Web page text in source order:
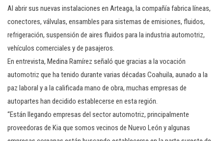
Al abrir sus nuevas instalaciones en Arteaga, la compañía fabrica líneas,
conectores, válvulas, ensambles para sistemas de emisiones, fluidos,
refrigeración, suspensión de aires fluidos para la industria automotriz,
vehículos comerciales y de pasajeros.
En entrevista, Medina Ramírez señaló que gracias a la vocación
automotriz que ha tenido durante varias décadas Coahuila, aunado a la
paz laboral y a la calificada mano de obra, muchas empresas de
autopartes han decidido establecerse en esta región.
“Están llegando empresas del sector automotriz, principalmente
proveedoras de Kia que somos vecinos de Nuevo León y algunas